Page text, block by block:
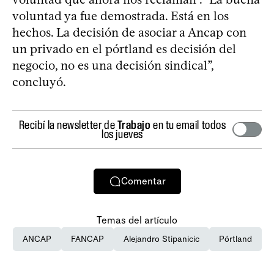
voluntad ya fue demostrada. Está en los
hechos. La decisión de asociar a Ancap con
un privado en el pórtland es decisión del
negocio, no es una decisión sindical”,
concluyó.
Recibí la newsletter deTrabajo en tu email todos
los jueves
Comentar
Temas del artículo
ANCAP FANCAP Alejandro Stipanicic Pórtland